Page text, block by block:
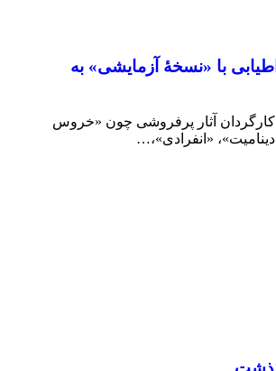
با «نسخهٔ آزمایشی» به
کارگردان آثار پرفروشی چون «خروس
«انفرادی»،…